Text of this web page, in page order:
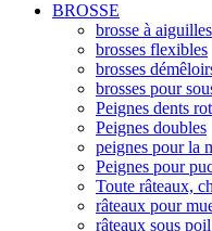
BROSSE
brosse à aiguilles
brosses flexibles
brosses
brosses pour
Peignes dents
Peignes doubles
peignes pour la
Peignes pour
Toute râteaux,
râteaux pour
râteaux sous poil